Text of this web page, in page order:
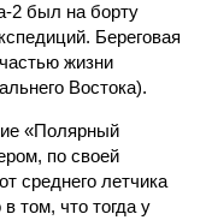
2 был на борту
Береговая
жизни
Востока).
«Полярный
по своей
среднего летчика
том, что тогда у